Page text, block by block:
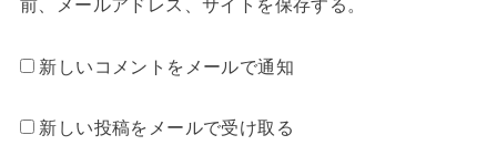
前、メールアドレス、サイトを保存する。
新しいコメントをメールで通知
新しい投稿をメールで受け取る